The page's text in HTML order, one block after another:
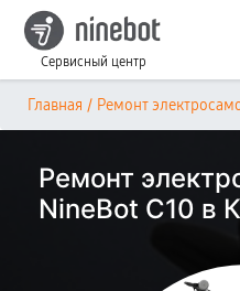
Сервисный центр
Главная / Ремонт
Ремонт
NineBot С10 в